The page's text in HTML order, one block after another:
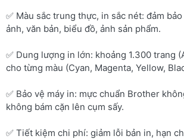
✅ Màu sắc trung thực, in sắc nét: đảm
ảnh, văn bản, biểu đồ, ảnh sản phẩm.
✅ Dung lượng in lớn: khoảng 1.300 trang
cho từng màu (Cyan, Magenta, Yellow,
✅ Bảo vệ máy in: mực chuẩn Brother
không bám cặn lên cụm sấy.
✅ Tiết kiệm chi phí: giảm lỗi bản in, hạn